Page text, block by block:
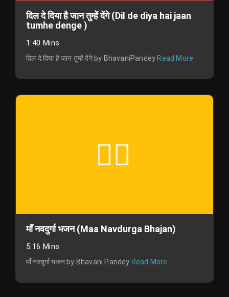
दिल दे दिया है जान तुम्हें देंगे (Dil de diya hai jaan
tumhe denge )
1:40 Mins
दिल दे दिया है जान तुम्हें देंगे by BhavaniPandey Read More
माँ नवदुर्गा भजन (Maa Navdurga Bhajan)
5:16 Mins
माँ नवदुर्गा भजन by Bhavani Pandey Read More